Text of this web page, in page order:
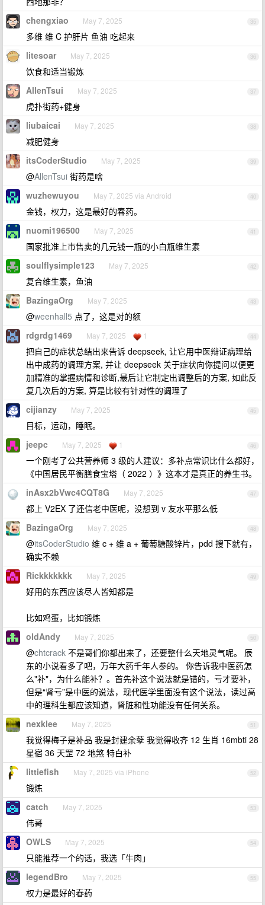
35
chengxiao May 7, 2025
多维 维 C 护肝片 鱼油 吃起来
36
litesoar May 7, 2025
饮食和适当锻炼
37
AllenTsui May 7, 2025
虎扑街药+健身
38
liubaicai May 7, 2025
减肥健身
39
itsCoderStudio May 7, 2025
@AllenTsui 街药是啥
40
wuzhewuyou May 7, 2025 via Android
金钱，权力，这是最好的春药。
41
nuomi196500 May 7, 2025
国家批准上市售卖的几元钱一瓶的小白瓶维生素
42
soulflysimple123 May 7, 2025
复合维生素，鱼油
43
BazingaOrg May 7, 2025
@weenhall5 点了，这是对的额
44
rdgrdg1469 May 7, 2025 1
把自己的症状总结出来告诉 deepseek, 让它用中医辩证病理给
出中成药的调理方案, 并让 deepseek 关于症状向你提问以便更
加精准的掌握病情和诊断,最后让它制定出调整后的方案, 如此反
复几次后的方案, 算是比较有针对性的调理了
45
cijianzy May 7, 2025
目标，运动，睡眠。
46
jeepc May 7, 2025 1
一个刚考了公共营养师 3 级的人建议：多补点常识比什么都好，
《中国居民平衡膳食宝塔（ 2022 ）》这本才是真正的养生书。
47
inAsx2bVwc4CQT8G May 7, 2025
都上 V2EX 了还信老中医呢，没想到 v 友水平那么低
48
BazingaOrg May 7, 2025
@itsCoderStudio 维 c + 维 a + 葡萄糖酸锌片，pdd 搜下就有，
确实不赖
49
Rickkkkkkk May 7, 2025
好用的东西应该尽人皆知都是
比如鸡蛋，比如锻炼
50
oldAndy May 7, 2025
@chtcrack 不是哥们你都出来了，还要整什么天地灵气呢。 辰
东的小说看多了吧，万年大药千年人参的。 你告诉我中医药怎
么"补"，为什么能补？。首先补这个说法就是错的，亏才要补，
但是“肾亏”是中医的说法，现代医学里面没有这个说法，读过高
中的理科生都应该知道，肾脏和性功能没有任何关系。
51
nexklee May 7, 2025
我觉得梅子是补品 我是封建余孽 我觉得收齐 12 生肖 16mbti 28
星宿 36 天罡 72 地煞 特白补
52
littiefish May 7, 2025 via iPhone
锻炼
53
catch May 7, 2025
伟哥
54
OWLS May 7, 2025
只能推荐一个的话，我选「牛肉」
55
legendBro May 7, 2025
权力是最好的春药